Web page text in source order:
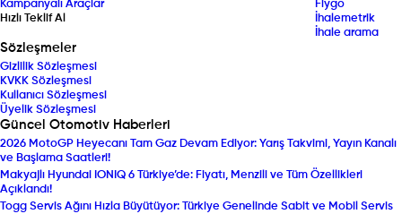
Kampanyalı Araçlar
Hızlı Teklif Al
Fiygo
İhalemetrik
İhale arama
Sözleşmeler
Gizlilik Sözleşmesi
KVKK Sözleşmesi
Kullanıcı Sözleşmesi
Üyelik Sözleşmesi
Güncel Otomotiv Haberleri
2026 MotoGP Heyecanı Tam Gaz Devam Ediyor: Yarış Takvimi, Yayın Kanalı
ve Başlama Saatleri!
Makyajlı Hyundai IONIQ 6 Türkiye’de: Fiyatı, Menzili ve Tüm Özellikleri
Açıklandı!
Togg Servis Ağını Hızla Büyütüyor: Türkiye Genelinde Sabit ve Mobil Servis